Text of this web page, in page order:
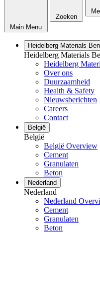
Main Menu
Zoeken
Heidelberg Materials
Heidelberg Materials
Heidelberg
Over ons
Duurzaamheid
Health & Safety
Nieuwsberichten
Careers
Contact
België
België
België Overview
Cement
Granulaten
Beton
Nederland
Nederland
Nederland
Cement
Granulaten
Beton